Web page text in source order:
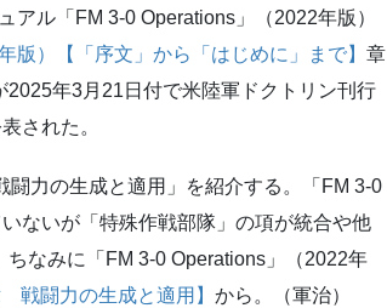
ル「FM 3-0 Operations」（2022年版）
版）【「序文」から「はじめに」まで】 章
年3月21日付で米陸軍ドクトリン刊行
された。
力の生成と適用」を紹介する。「FM 3-0
ないが「特殊作戦部隊」の項が統合や他
なみに「FM 3-0 Operations」（2022年
戦闘力の生成と適用】 から。（軍治）